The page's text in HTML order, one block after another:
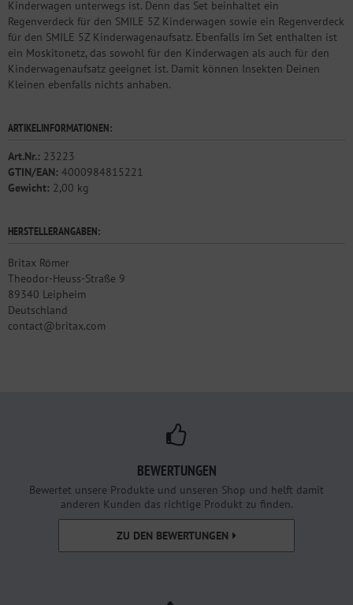
Kinderwagen unterwegs ist. Denn das Set beinhaltet ein
Regenverdeck für den SMILE 5Z Kinderwagen sowie ein Regenverdeck
für den SMILE 5Z Kinderwagenaufsatz. Ebenfalls im Set enthalten ist
ein Moskitonetz, das sowohl für den Kinderwagen als auch für den
Kinderwagenaufsatz geeignet ist. Damit können Insekten Deinen
Kleinen ebenfalls nichts anhaben.
ARTIKELINFORMATIONEN:
Art.Nr.: 23223
GTIN/EAN: 4000984815221
Gewicht: 2,00 kg
HERSTELLERANGABEN:
Britax Römer
Theodor-Heuss-Straße 9
89340 Leipheim
Deutschland
contact@britax.com
BEWERTUNGEN
Bewertet unsere Produkte und unseren Shop und helft damit
anderen Kunden das richtige Produkt zu finden.
ZU DEN BEWERTUNGEN